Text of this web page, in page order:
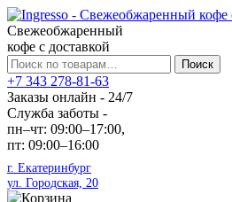
Свежеобжаренный
кофе с доставкой
Искать:
Поиск
+7 343 278-81-63
Заказы онлайн - 24/7
Служба заботы -
пн–чт: 09:00–17:00,
пт: 09:00–16:00
г. Екатеринбург
ул. Городская, 20